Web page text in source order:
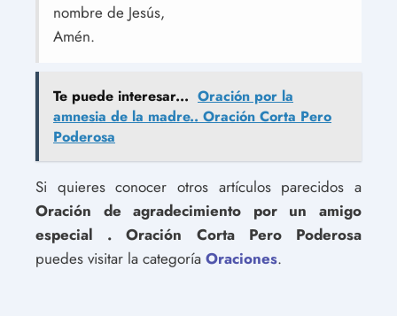
nombre de Jesús,
Amén.
Te puede interesar... Oración por la
amnesia de la madre.. Oración Corta Pero
Poderosa
Si quieres conocer otros artículos parecidos a
Oración de agradecimiento por un amigo
especial . Oración Corta Pero Poderosa
puedes visitar la categoría Oraciones.